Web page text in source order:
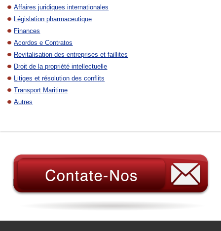
Affaires juridiques internationales
Législation pharmaceutique
Finances
Acordos e Contratos
Revitalisation des entreprises et faillites
Droit de la propriété intellectuelle
Litiges et résolution des conflits
Transport Maritime
Autres